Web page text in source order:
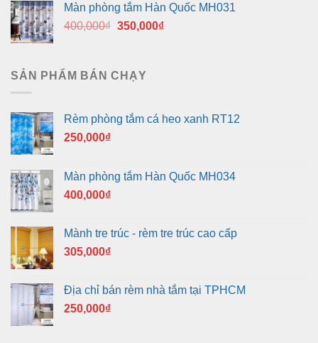
400,000₫.là:
350,000₫.
Màn phòng tắm Hàn Quốc MH031
400,000₫ Giá
400,000₫.
350,000₫Giá
SẢN PHẨM BÁN CHẠY
Rèm phòng tắm cá heo xanh RT12
250,000₫
Màn phòng tắm Hàn Quốc MH034
400,000₫
Mành tre trúc - rèm tre trúc cao cấp
305,000₫
Địa chỉ bán rèm nhà tắm tại TPHCM
250,000₫